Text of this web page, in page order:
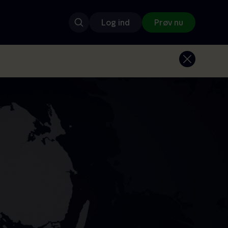
Log ind Prøv nu